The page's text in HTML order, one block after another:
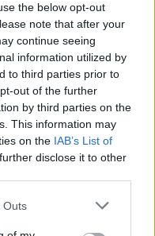
the below opt-out
note that after your
continue seeing
information utilized by
to third parties prior to
out of the further
by third parties on the
This information may
on the IAB’s List of
disclose it to other
Outs
οι
Carlsberg